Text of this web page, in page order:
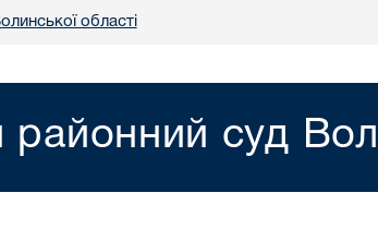
області
районний суд